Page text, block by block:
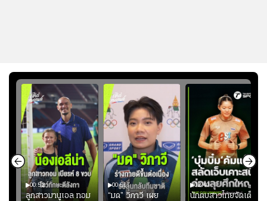
00:52
ลูกสาวมานูเอล ทอม
00:51
“มด” วิภาวี เผย
02:40
นักตบสาวไทยจัดเต็ม